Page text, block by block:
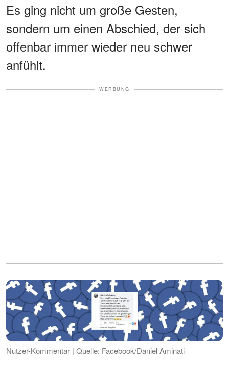
Es ging nicht um große Gesten,
sondern um einen Abschied, der sich
offenbar immer wieder neu schwer
anfühlt.
WERBUNG
Nutzer-Kommentar | Quelle: Facebook/Daniel Aminati